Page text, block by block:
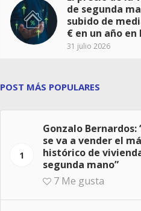
de segunda
subido de
€ en un año en
31 julio 2026
POST MÁS POPULARES
1
Gonzalo Bernardos:
se va a vender el
histórico de
segunda mano”
7 Me gusta